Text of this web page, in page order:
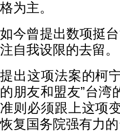
格为主。
如今曾提出数项挺
注自我设限的去留。
提出这项法案的柯
的朋友和盟友”台湾
准则必须跟上这项
恢复国务院强有力的